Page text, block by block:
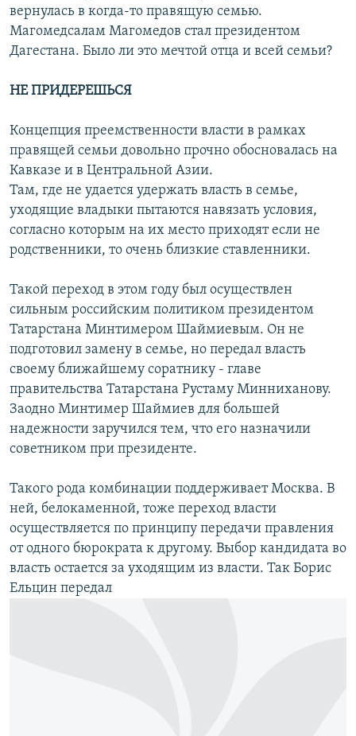
вернулась в когда-то правящую семью.
Магомедсалам Магомедов стал президентом
Дагестана. Было ли это мечтой отца и всей семьи?
НЕ ПРИДЕРЕШЬСЯ
Концепция преемственности власти в рамках
правящей семьи довольно прочно обосновалась на
Кавказе и в Центральной Азии.
Там, где не удается удержать власть в семье,
уходящие владыки пытаются навязать условия,
согласно которым на их место приходят если не
родственники, то очень близкие ставленники.
Такой переход в этом году был осуществлен
сильным российским политиком президентом
Татарстана Минтимером Шаймиевым. Он не
подготовил замену в семье, но передал власть
своему ближайшему соратнику - главе
правительства Татарстана Рустаму Минниханову.
Заодно Минтимер Шаймиев для большей
надежности заручился тем, что его назначили
советником при президенте.
Такого рода комбинации поддерживает Москва. В
ней, белокаменной, тоже переход власти
осуществляется по принципу передачи правления
от одного бюрократа к другому. Выбор кандидата во
власть остается за уходящим из власти. Так Борис
Ельцин передал